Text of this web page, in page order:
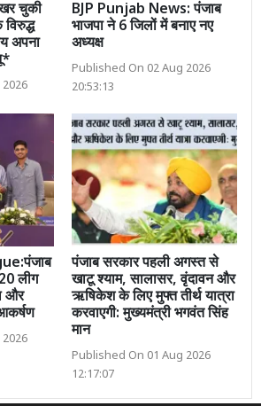
चुकी
अपना
BJP Punjab News: पंजाब
भाजपा ने 6 जिलों में बनाए नए
अध्यक्ष
Published On 02 Aug 2026
20:53:13
लीग
और
पंजाब सरकार पहली अगस्त से
खाटू श्याम, सालासर, वृंदावन और
ऋषिकेश के लिए मुफ्त तीर्थ यात्रा
करवाएगी: मुख्यमंत्री भगवंत सिंह
मान
Published On 01 Aug 2026
12:17:07